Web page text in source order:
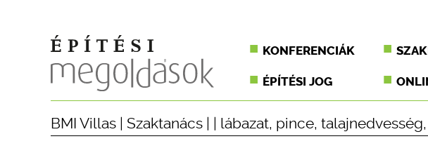
KONFERENCIÁK
ÉPÍTÉSI JOG
BMI Villas Szaktanács lábazat, pince, talajnedvesség,